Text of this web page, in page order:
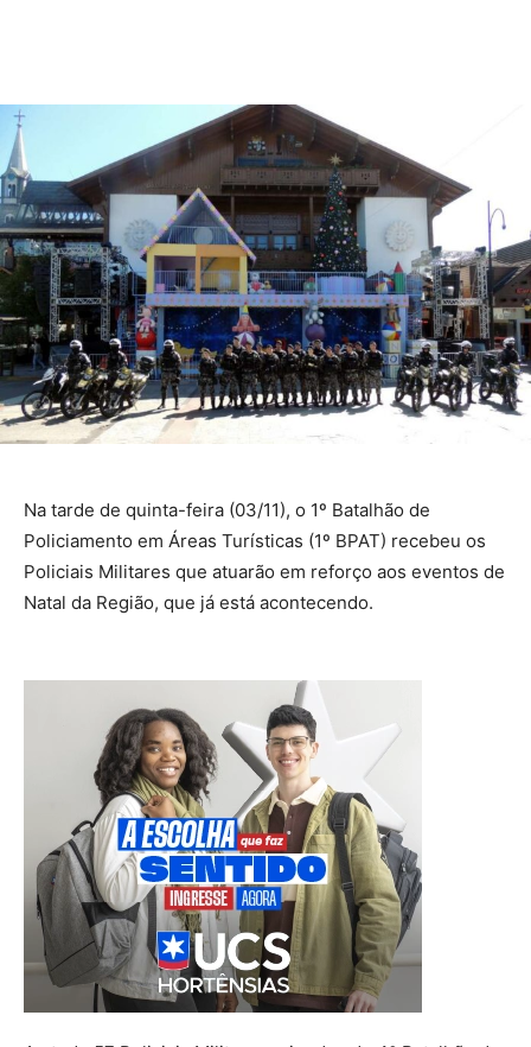
Na tarde de quinta-feira (03/11), o 1º Batalhão de
Policiamento em Áreas Turísticas (1º BPAT) recebeu os
Policiais Militares que atuarão em reforço aos eventos de
Natal da Região, que já está acontecendo.